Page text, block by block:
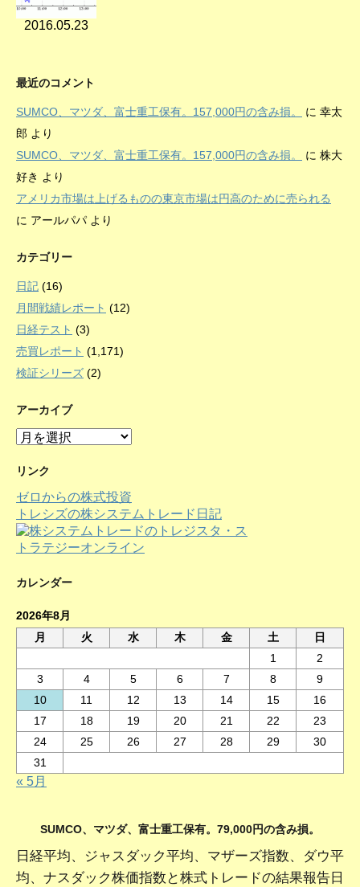
2016.05.23
最近のコメント
SUMCO、マツダ、富士重工保有。157,000円の含み損。 に 幸太
郎 より
SUMCO、マツダ、富士重工保有。157,000円の含み損。
に 株大
好き より
アメリカ市場は上げるものの東京市場は円高のために売られる
に アールパパ より
カテゴリー
日記 (16)
月間戦績レポート (12)
日経テスト (3)
売買レポート (1,171)
検証シリーズ (2)
アーカイブ
ア
カ
ブ
リンク
ゼロからの株式投資
トレシズの株システムトレード日記
カレンダー
2026年8月
月
火 水 木 金 土
日
1
2
3
4 5 6 7 8
9
10
11 12 13 14 15
16
17
18 19 20 21 22
23
24
25 26 27 28 29
30
31
« 5月
SUMCO、マツダ、富士重工保有。79,000円の含み損。
日経平均、ジャスダック平均、マザーズ指数、ダウ平
均、ナスダック株価指数と株式トレードの結果報告日